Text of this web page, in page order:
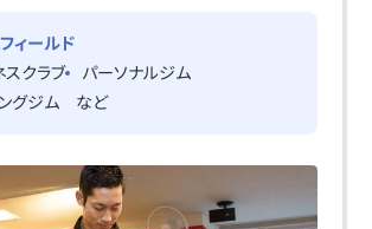
ィールド
スクラブ
パーソナルジム
グジム
など